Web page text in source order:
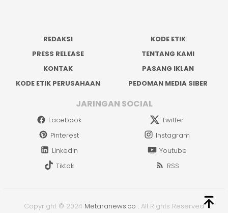
REDAKSI
KODE ETIK
PRESS RELEASE
TENTANG KAMI
KONTAK
PASANG IKLAN
KODE ETIK PERUSAHAAN
PEDOMAN MEDIA SIBER
JARINGAN SOCIAL
Facebook
Twitter
Pinterest
Instagram
Linkedin
Youtube
Tiktok
RSS
Copyright © 2024 Metaranews.co . All Rights Reserved